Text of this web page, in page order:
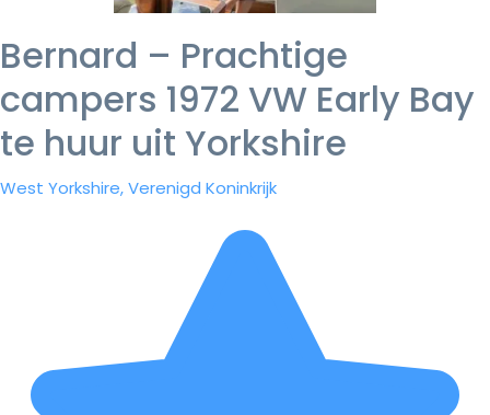
Bernard – Prachtige
campers 1972 VW Early Bay
te huur uit Yorkshire
West Yorkshire, Verenigd Koninkrijk